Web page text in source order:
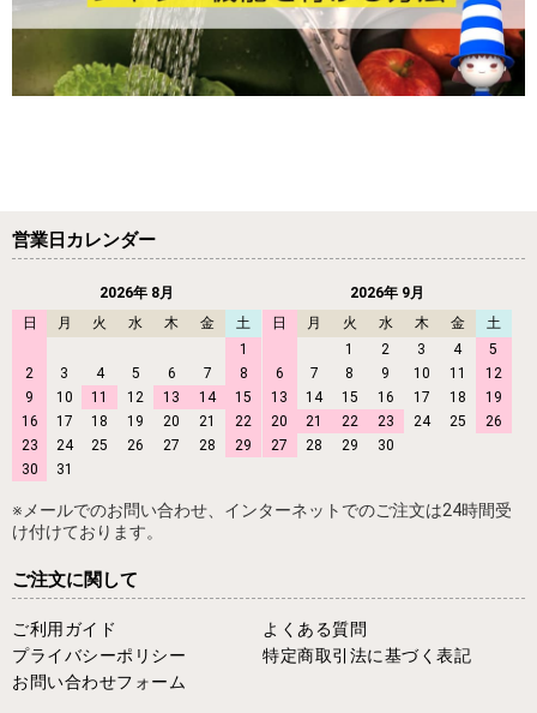
営業日カレンダー
2026年 8月
日
月 火 水 木 金
土
1
2
3 4 5 6 7
8
9
10 11 12 13 14
15
16
17 18 19 20 21
22
23
24 25 26 27 28
29
30
31
2026年 9月
日
月 火 水 木 金
土
1
2 3 4
5
6
7 8 9 10 11
12
13
14 15 16 17 18
19
20
21 22 23 24 25
26
27
28 29 30
※メールでのお問い合わせ、インターネットでのご注文は24時間受
け付けております。
ご注文に関して
ご利用ガイド
よくある質問
プライバシーポリシー
特定商取引法に基づく表記
お問い合わせフォーム